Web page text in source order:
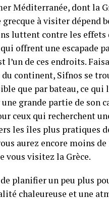
Méditerranée, dont la
à visiter dépend
luttent contre les
offrent une escapade
l’un de ces endroits.
continent, Sifnos se
que par bateau, ce
grande partie de son
ceux qui recherchent
les îles plus pratiques
aurez encore moins
vous visitez la Grèce.
planifier un peu plus
chaleureuse et une